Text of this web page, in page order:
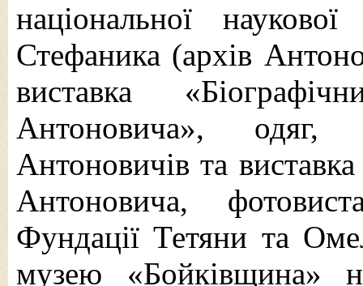
національної
Стефаника (архів
виставка
Антоновича», одяг,
Антоновичів та
Антоновича,
Фундації Тетяни та
музею «Бойківщина»